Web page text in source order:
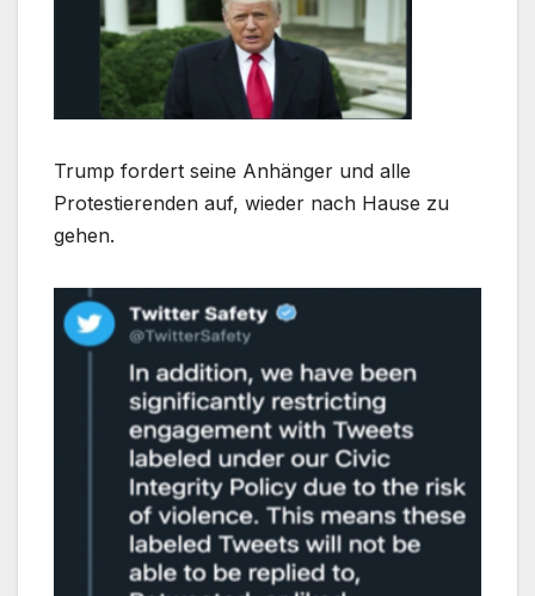
Trump fordert seine Anhänger und alle
Protestierenden auf, wieder nach Hause zu
gehen.